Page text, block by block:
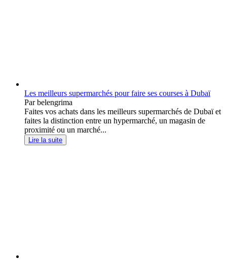
Les meilleurs supermarchés pour faire ses courses à Dubaï
Par belengrima
Faites vos achats dans les meilleurs supermarchés de Dubaï et
faites la distinction entre un hypermarché, un magasin de
proximité ou un marché...
Lire la suite